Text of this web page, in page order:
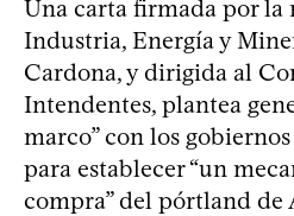
Una carta firmada por la
Industria, Energía y
Cardona, y dirigida al
Intendentes, plantea
marco” con los
para establecer “un
compra” del pórtland de